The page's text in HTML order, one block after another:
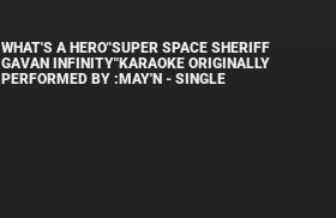
WHAT'S A HERO"SUPER SPACE SHERIFF
GAVAN INFINITY"KARAOKE ORIGINALLY
PERFORMED BY :MAY'N - SINGLE